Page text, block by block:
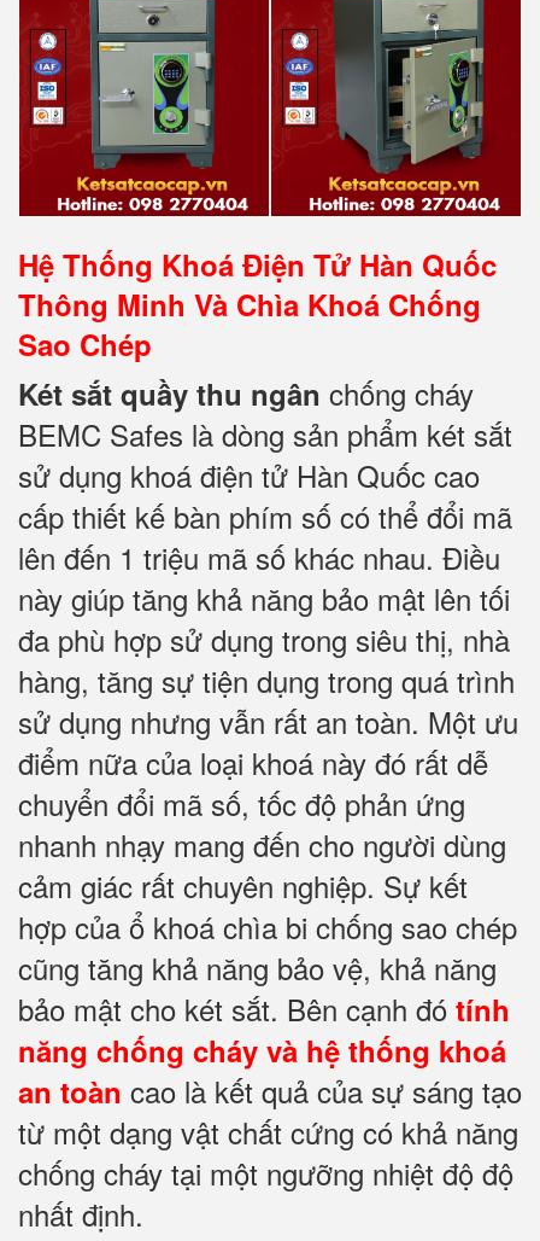
Hệ Thống Khoá Điện Tử Hàn Quốc
Thông Minh Và Chìa Khoá Chống
Sao Chép
Két sắt quầy thu ngân chống cháy
BEMC Safes là dòng sản phẩm két sắt
sử dụng khoá điện tử Hàn Quốc cao
cấp thiết kế bàn phím số có thể đổi mã
lên đến 1 triệu mã số khác nhau. Điều
này giúp tăng khả năng bảo mật lên tối
đa phù hợp sử dụng trong siêu thị, nhà
hàng, tăng sự tiện dụng trong quá trình
sử dụng nhưng vẫn rất an toàn. Một ưu
điểm nữa của loại khoá này đó rất dễ
chuyển đổi mã số, tốc độ phản ứng
nhanh nhạy mang đến cho người dùng
cảm giác rất chuyên nghiệp. Sự kết
hợp của ổ khoá chìa bi chống sao chép
cũng tăng khả năng bảo vệ, khả năng
bảo mật cho két sắt. Bên cạnh đó tính
năng chống cháy và hệ thống khoá
an toàn cao là kết quả của sự sáng tạo
từ một dạng vật chất cứng có khả năng
chống cháy tại một ngưỡng nhiệt độ độ
nhất định.